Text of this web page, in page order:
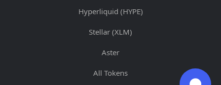
Hyperliquid (HYPE)
Stellar (XLM)
Aster
All Tokens